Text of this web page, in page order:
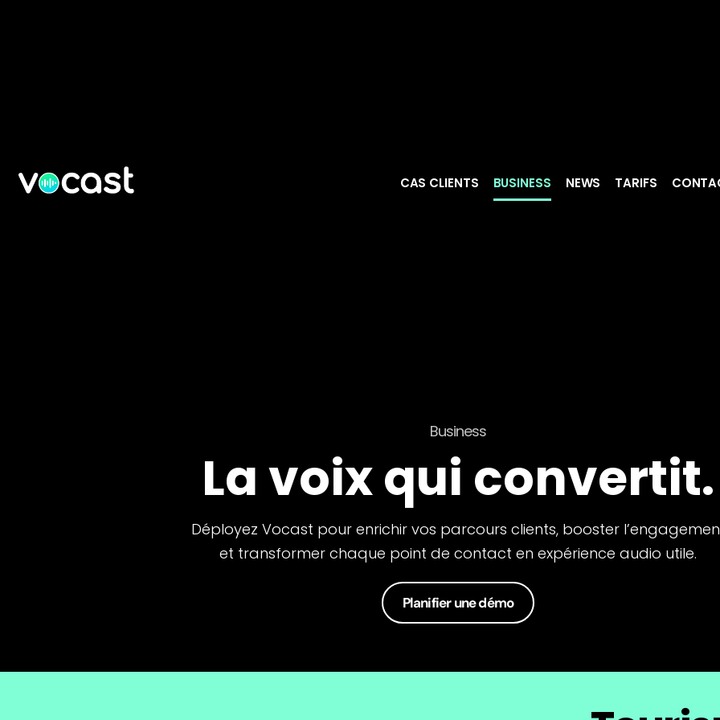
CAS CLIENTS BUSINESS NEWS TARIFS
Business
La voix qui convertit.
Déployez Vocast pour enrichir vos parcours clients, booster
et transformer chaque point de contact en expérience audio utile.
Planifier une démo